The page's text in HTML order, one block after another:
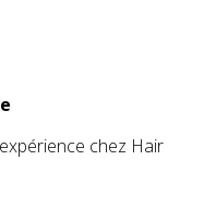
chez Hair